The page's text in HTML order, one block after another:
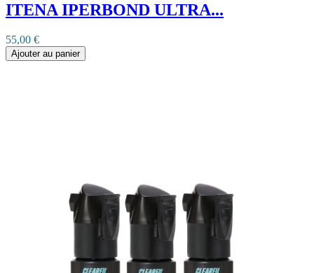
ITENA IPERBOND ULTRA...
55,00 €
Ajouter au panier